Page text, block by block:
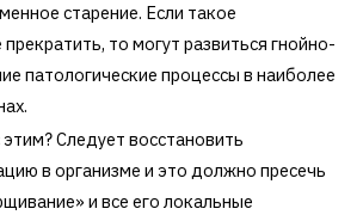
старение. Если такое
то могут развиться гнойно-
патологические процессы в наиболее
Следует восстановить
в организме и это должно пресечь
и все его локальные